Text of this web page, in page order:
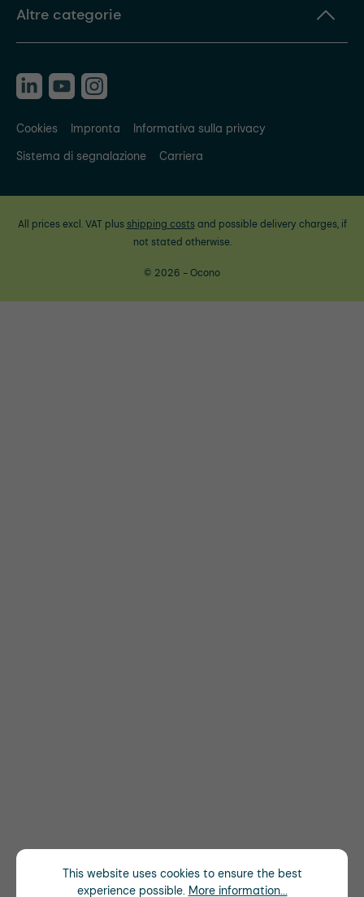
Altre categorie
Cookies Impronta
Informativa sulla privacy
Sistema di segnalazione
Carriera
All prices excl. VAT plus shipping costsand possible delivery charges, if
not stated otherwise.
© 2026 - Ocono
This website uses cookies to ensure the best
experience possible. More information...